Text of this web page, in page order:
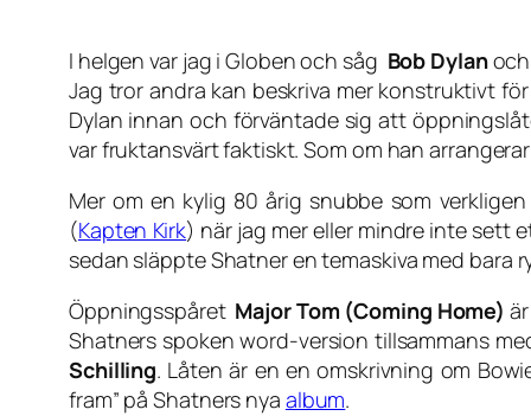
I helgen var jag i Globen och såg Bob Dylan
Jag tror andra kan beskriva mer konstruktivt
Dylan innan och förväntade sig att
var fruktansvärt faktiskt. Som om han
Mer om en kylig 80 årig snubbe som
(Kapten Kirk) när jag mer eller mindre inte sett
sedan släppte Shatner en temaskiva med bara
Öppningsspåret Major Tom (Coming Home)
Shatners spoken word-version tillsammans
Schilling. Låten är en en omskrivning om
fram” på Shatners nya album.